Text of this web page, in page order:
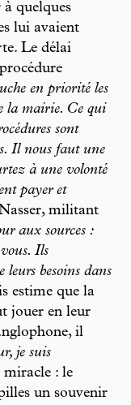
quelques
lui avaient
Le délai
en priorité les
la mairie. Ce qui
sont
Il nous faut une
à une volonté
payer et
militant
aux sources :
Ils
besoins dans
estime que la
jouer en leur
il
je suis
miracle : le
un souvenir